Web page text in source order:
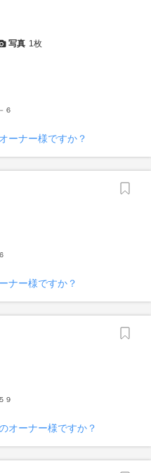
写真 1枚
６
ーナー様ですか？
ナー様ですか？
９
オーナー様ですか？